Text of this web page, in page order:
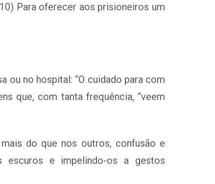
Para oferecer aos prisioneiros um
ou no hospital: “O cuidado para com
que, com tanta frequência, “veem
do que nos outros, confusão e
escuros e impelindo-os a gestos